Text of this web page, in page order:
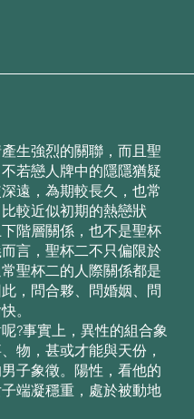
⽣強烈的關聯，⽽且聖
若戀⼈牌中的隱隱猶疑
遠，為期較⻑久，也常
較近似初期的熱戀狀
階層關係，也不是聖杯
⾔，聖杯⼆不只偏限於
聖杯⼆的⼈際關係都是
，問合夥、問婚姻、問
。
?事實上，異性的組合象
物，甚或才能與天份，
⼦象徵。陽性，看他的
端凝穩重，處於被動地